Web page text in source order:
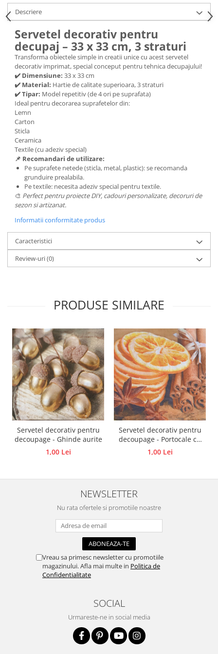
Hartie craft
Carton/Hartie efecte speciale
Carton/Hartie Scrapbooking
Carton/Hartie unicolor
Hartie creponata
Hartie dantelata
Hartie matase
Hartie origami
Hartie reciclata/manuala
Plicuri
Carton
Rame, albume, notesuri
Masti
Forme/Figurine carton
Panglici, snururi, sarma
Dantela
Panglici craciun
Panglici decor
Snur/sfoara/fir
Metal
Altele
Stampile, sigilii
Baze stampile
Stampile lemn
Stampile silicon
Ustensile, aparate
Cutter, trimmer
Perforatoare
Pistoale de lipit
Articole din bumbac
Modele termoadezive
Descriere
Servetel decorativ pentru
decupaj – 33 x 33 cm, 3 straturi
Transforma obiectele simple in creatii unice cu acest servetel
decorativ imprimat, special conceput pentru tehnica decupajului!
✔️ Dimensiune: 33 x 33 cm
✔️ Material: Hartie de calitate superioara, 3 straturi
✔️ Tipar: Model repetitiv (de 4 ori pe suprafata)
Ideal pentru decorarea suprafetelor din:
Lemn
Carton
Sticla
Ceramica
Textile (cu adeziv special)
📌 Recomandari de utilizare:
Pe suprafete netede (sticla, metal, plastic): se recomanda
grunduire prealabila.
Pe textile: necesita adeziv special pentru textile.
🎨 Perfect pentru proiecte DIY, cadouri personalizate, decoruri de
sezon si artizanat.
Informatii conformitate produs
Caracteristici
Review-uri(0)
PRODUSE SIMILARE
Servetel decorativ pentru
decoupage - Ghinde aurite
1,00 Lei
Servetel decorativ pentru
decoupage - Portocale cu
scortisoara
1,00 Lei
NEWSLETTER
Nu rata ofertele si promotiile noastre
Vreau sa primesc newsletter cu promotiile
magazinului. Afla mai multe in Politica de
Confidentialitate
SOCIAL
Urmareste-ne in social media